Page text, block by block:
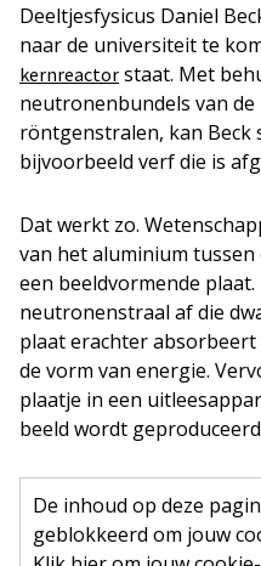
Deeltjesfysicus Daniel
naar de universiteit te
kernreactor staat. Met
neutronenbundels van
röntgenstralen, kan Beck
bijvoorbeeld verf die is
Dat werkt zo.
van het aluminium
een beeldvormende
neutronenstraal af die
plaat erachter
de vorm van energie.
plaatje in een
beeld wordt
De inhoud op deze
geblokkeerd om jouw